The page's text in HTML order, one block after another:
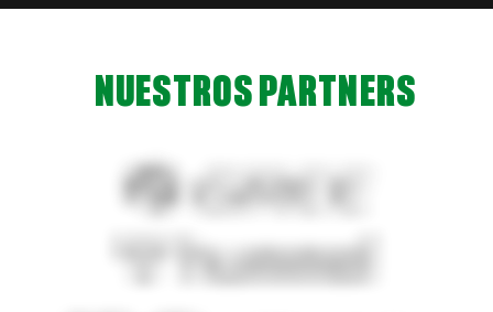
NUESTROS PARTNERS